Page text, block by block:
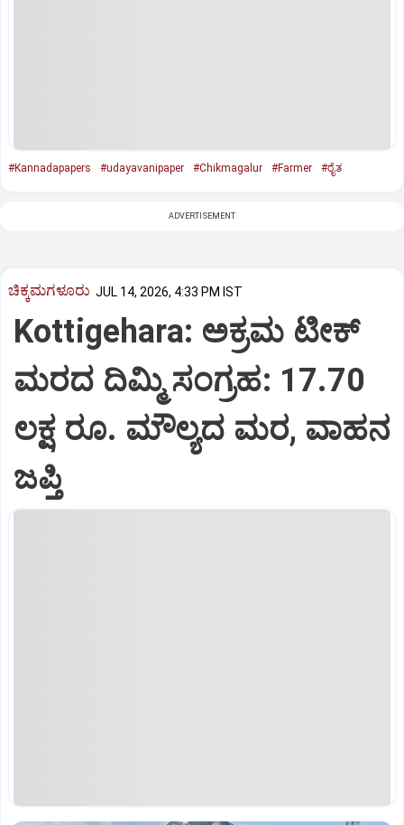
#Kannadapapers #udayavanipaper #Chikmagalur #Farmer #ರೈತ
ADVERTISEMENT
ಚಿಕ್ಕಮಗಳೂರು JUL 14, 2026, 4:33 PM IST
Kottigehara: ಅಕ್ರಮ ಟೀಕ್
ಮರದ ದಿಮ್ಮಿ ಸಂಗ್ರಹ: 17.70
ಲಕ್ಷ ರೂ. ಮೌಲ್ಯದ ಮರ, ವಾಹನ
ಜಪ್ತಿ